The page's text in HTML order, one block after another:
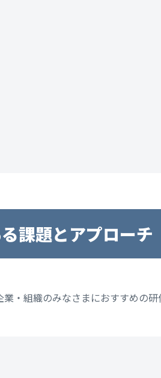
課題とアプローチ
・組織のみなさまにおすすめの研